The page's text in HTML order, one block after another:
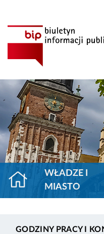
WŁADZE I
MIASTO
GODZINY PRACY I